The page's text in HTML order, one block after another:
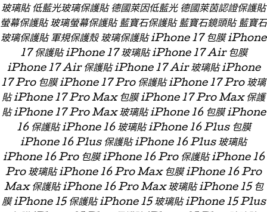
玻璃貼 低藍光玻璃保護貼 德國萊因低藍光 德國萊茵認證保護貼
螢幕保護貼 玻璃螢幕保護貼 藍寶石保護貼 藍寶石鏡頭貼 藍寶石
玻璃保護貼 軍規保護殼 玻璃保護貼 iPhone 17 包膜 iPhone
17 保護貼 iPhone 17 玻璃貼 iPhone 17 Air 包膜
iPhone 17 Air 保護貼 iPhone 17 Air 玻璃貼 iPhone
17 Pro 包膜 iPhone 17 Pro 保護貼 iPhone 17 Pro 玻璃
貼 iPhone 17 Pro Max 包膜 iPhone 17 Pro Max 保護
貼 iPhone 17 Pro Max 玻璃貼 iPhone 16 包膜 iPhone
16 保護貼 iPhone 16 玻璃貼 iPhone 16 Plus 包膜
iPhone 16 Plus 保護貼 iPhone 16 Plus 玻璃貼
iPhone 16 Pro 包膜 iPhone 16 Pro 保護貼 iPhone 16
Pro 玻璃貼 iPhone 16 Pro Max 包膜 iPhone 16 Pro
Max 保護貼 iPhone 16 Pro Max 玻璃貼 iPhone 15 包
膜 iPhone 15 保護貼 iPhone 15 玻璃貼 iPhone 15 Plus